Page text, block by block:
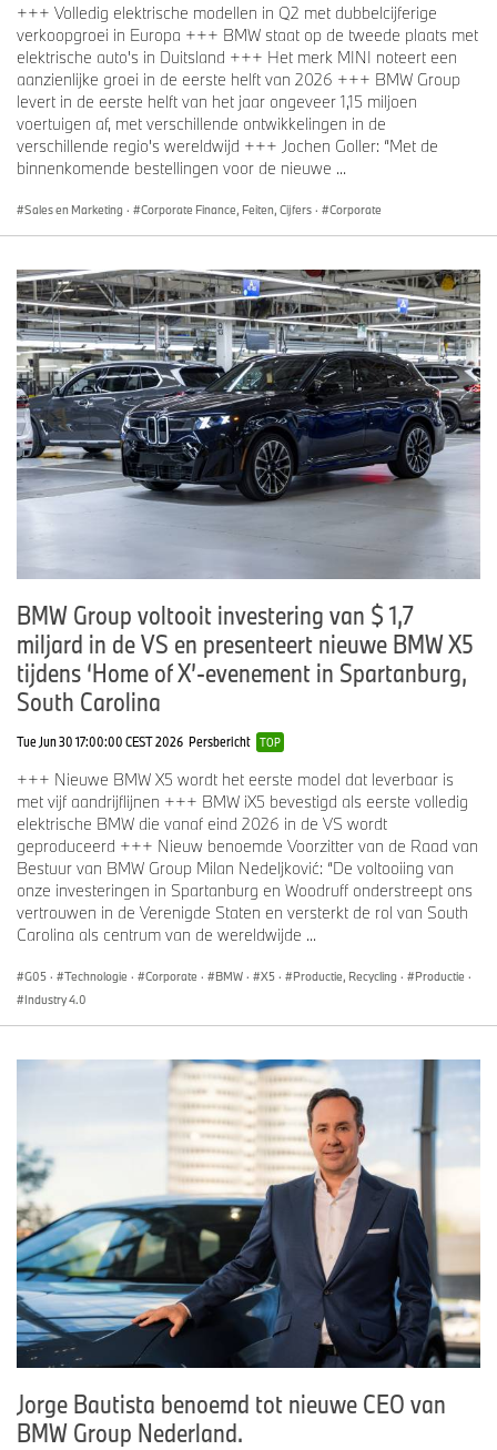
+++ Volledig elektrische modellen in Q2 met dubbelcijferige
verkoopgroei in Europa +++ BMW staat op de tweede plaats met
elektrische auto's in Duitsland +++ Het merk MINI noteert een
aanzienlijke groei in de eerste helft van 2026 +++ BMW Group
levert in de eerste helft van het jaar ongeveer 1,15 miljoen
voertuigen af, met verschillende ontwikkelingen in de
verschillende regio's wereldwijd +++ Jochen Goller: “Met de
binnenkomende bestellingen voor de nieuwe ...
Sales en Marketing · Corporate Finance, Feiten, Cijfers · Corporate
BMW Group voltooit investering van $ 1,7
miljard in de VS en presenteert nieuwe BMW X5
tijdens ‘Home of X’-evenement in Spartanburg,
South Carolina
Tue Jun 30 17:00:00 CEST 2026 Persbericht TOP
+++ Nieuwe BMW X5 wordt het eerste model dat leverbaar is
met vijf aandrijflijnen +++ BMW iX5 bevestigd als eerste volledig
elektrische BMW die vanaf eind 2026 in de VS wordt
geproduceerd +++ Nieuw benoemde Voorzitter van de Raad van
Bestuur van BMW Group Milan Nedeljković: “De voltooiing van
onze investeringen in Spartanburg en Woodruff onderstreept ons
vertrouwen in de Verenigde Staten en versterkt de rol van South
Carolina als centrum van de wereldwijde ...
G05 · Technologie · Corporate · BMW · X5 · Productie, Recycling · Productie ·
Industry 4.0
Jorge Bautista benoemd tot nieuwe CEO van
BMW Group Nederland.